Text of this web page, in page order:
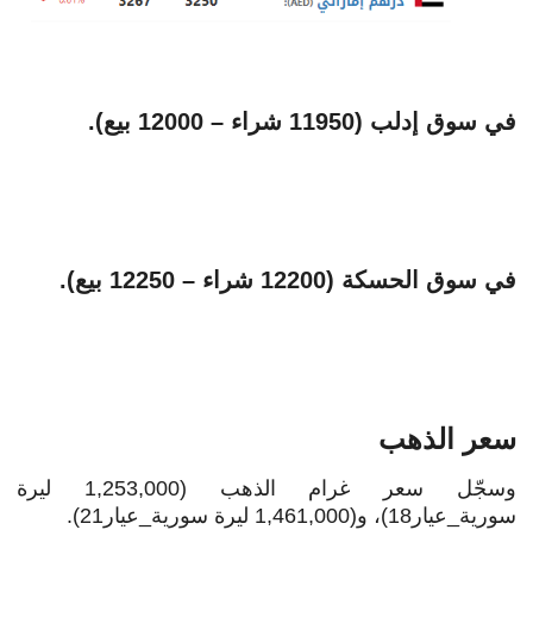
في سوق إدلب (11950 شراء – 12000 بيع).
في سوق الحسكة (12200 شراء – 12250 بيع).
سعر الذهب
وسجّل سعر غرام الذهب (1,253,000 ليرة
سورية_عيار18)، و(1,461,000 ليرة سورية_عيار21).